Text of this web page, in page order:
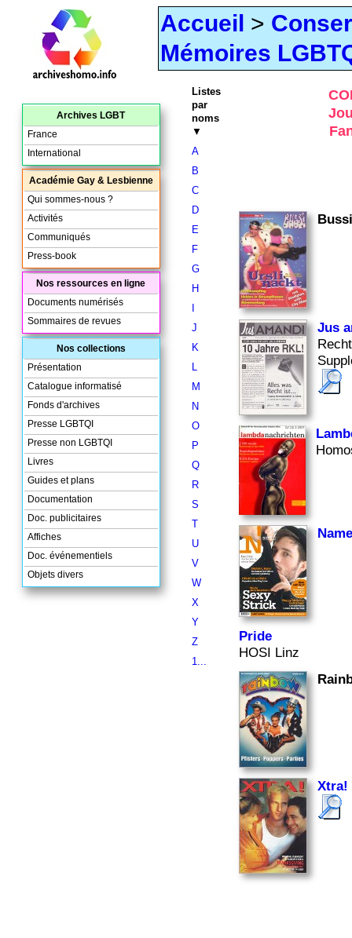
Accueil >
Mémoires
Listes
par
noms
▼
A
B
C
D
E
F
G
H
J
K
L
M
N
O
P
Q
R
S
T
U
V
W
X
Y
Z
1...
Jus
Pride
HOSI Linz
Xtra!
Archives LGBT
France
International
Académie Gay & Lesbienne
Qui sommes-nous ?
Activités
Communiqués
Press-book
Nos ressources en ligne
Documents numérisés
Sommaires de revues
Nos collections
Présentation
Catalogue informatisé
Fonds d'archives
Presse LGBTQI
Presse non LGBTQI
Livres
Guides et plans
Documentation
Doc. publicitaires
Affiches
Doc. événementiels
Objets divers